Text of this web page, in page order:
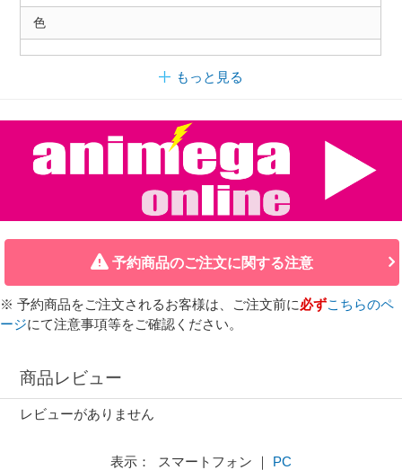
色
もっと見る
予約商品のご注文に関する注意
※ 予約商品をご注文されるお客様は、ご注文前に必ずこちらのペ
ージにて注意事項等をご確認ください。
商品レビュー
レビューがありません
表示： スマートフォン ｜ PC